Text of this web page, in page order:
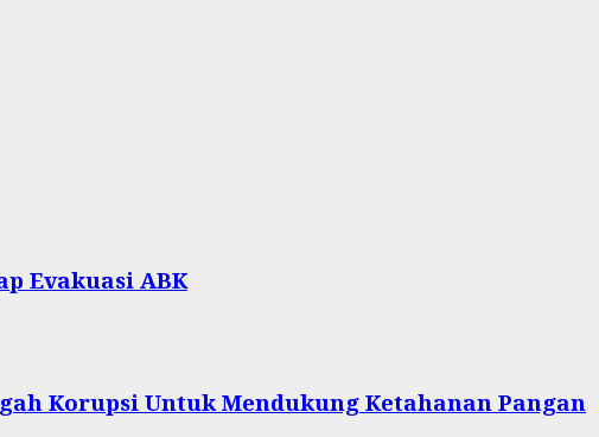
Evakuasi ABK
Korupsi Untuk Mendukung Ketahanan Pangan